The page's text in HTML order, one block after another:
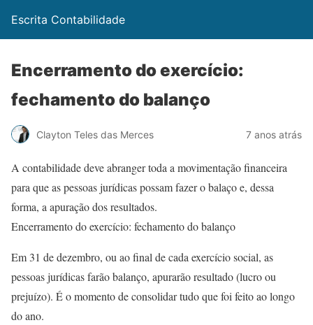
Escrita Contabilidade
Encerramento do exercício:
fechamento do balanço
Clayton Teles das Merces 7 anos atrás
A contabilidade deve abranger toda a movimentação financeira
para que as pessoas jurídicas possam fazer o balaço e, dessa
forma, a apuração dos resultados.
Encerramento do exercício: fechamento do balanço
Em 31 de dezembro, ou ao final de cada exercício social, as
pessoas jurídicas farão balanço, apurarão resultado (lucro ou
prejuízo). É o momento de consolidar tudo que foi feito ao longo
do ano.